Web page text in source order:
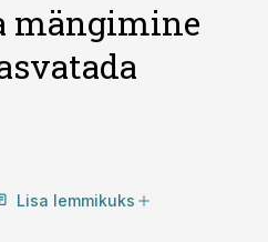
mängimine
Lisa lemmikuks